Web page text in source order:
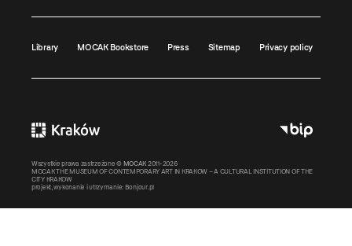
Library MOCAK Bookstore Press Sitemap Privacy policy
Wszystkie prawa zastrzeżone © MOCAK 2011-2026
MOCAK THE MUSEUM OF CONTEMPORARY ART IN KRAKOW – A CULTURAL INSTITUTION OF THE
CITY KRAKOW
projekt, wykonanie i utrzymanie: Bonjour.pl